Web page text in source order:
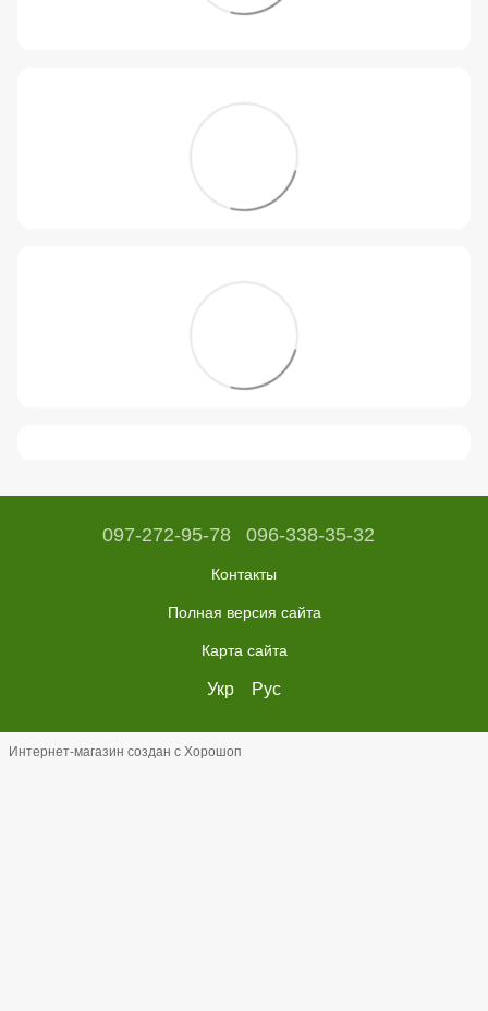
097-272-95-78 096-338-35-32
Контакты
Полная версия сайта
Карта сайта
Укр Рус
Интернет-магазин создан с Хорошоп